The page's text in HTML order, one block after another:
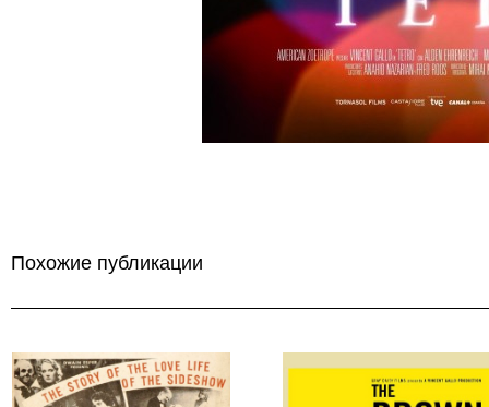
Похожие публикации